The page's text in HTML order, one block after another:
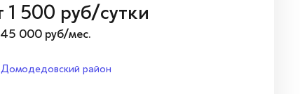
1 500 руб/сутки
000 руб/мес.
Домодедовский район